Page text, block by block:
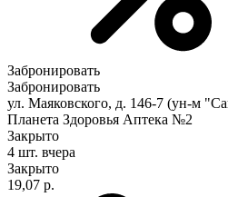
Забронировать
Забронировать
ул. Маяковского, д. 146-7 (ун-м
Планета Здоровья Аптека №2
Закрыто
4 шт. вчера
Закрыто
19,07 р.